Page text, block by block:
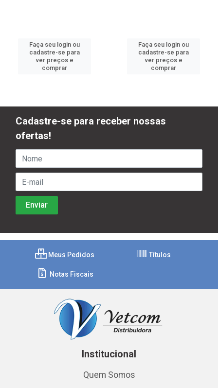
Faça seu login ou
cadastre-se para
ver preços e
comprar
Faça seu login ou
cadastre-se para
ver preços e
comprar
Cadastre-se para receber nossas
ofertas!
Meus Pedidos Títulos
Notas Fiscais
Institucional
Quem Somos